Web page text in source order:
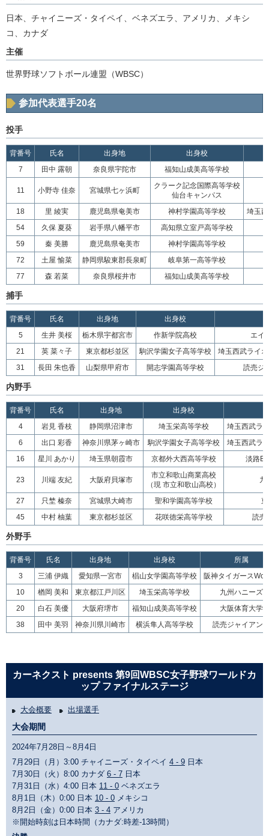
日本、チャイニーズ・タイペイ、ベネズエラ、アメリカ、メキシ
コ、カナダ
主催
世界野球ソフトボール連盟（WBSC）
参加代表選手20名
投手
背番号 氏名 出身地
出身校
7
田中 露朝 奈良県宇陀市 福知山成美高等学校
11 小野寺 佳奈 宮城県七ヶ浜町
クラーク記念国際高等学校
仙台キャンパス
18
里 綾実 鹿児島県奄美市 神村学園高等学校
埼玉
54
久保 夏葵 岩手県八幡平市
高知県立室戸高等学校
59
秦 美勝 鹿児島県奄美市
神村学園高等学校
72
土屋 愉菜 静岡県駿東郡長泉町
岐阜第一高等学校
77
森 若菜 奈良県桜井市 福知山成美高等学校
捕手
背番号 氏名 出身地 出身校
5
生井 美桜 栃木県宇都宮市 作新学院高校
エイ
21
英 菜々子 東京都杉並区 駒沢学園女子高等学校
埼玉西武ライ
31
長田 朱也香 山梨県甲府市 開志学園高等学校 読売ジ
内野手
背番号 氏名 出身地
出身校
4
岩見 香枝 静岡県沼津市 埼玉栄高等学校
埼玉西武ラ
6
出口 彩香 神奈川県茅ヶ崎市 駒沢学園女子高等学校
埼玉西武ラ
16
星川 あかり 埼玉県朝霞市 京都外大西高等学校 淡路
23 川端 友紀 大阪府貝塚市
市立和歌山商業高校
（現 市立和歌山高校）
九
27 只埜 榛奈 宮城県大崎市 聖和学園高等学校
45
中村 柚葉 東京都杉並区 花咲徳栄高等学校 読売
外野手
背番号 氏名 出身地 出身校
所属
3
三浦 伊織 愛知県一宮市 椙山女学園高等学校
阪神タイガース
10
楢岡 美和 東京都江戸川区 埼玉栄高等学校
九州ハニーズ
20
白石 美優 大阪府堺市 福知山成美高等学校
大阪体育大学
38
田中 美羽 神奈川県川崎市 横浜隼人高等学校 読売ジャイアン
カーネクスト presents 第9回WBSC女子野球ワールドカ
ップ ファイナルステージ
大会概要 出場選手
大会期間
2024年7月28日～8月4日
7月29日（月）3:00 チャイニーズ・タイペイ 4 - 9 日本
7月30日（火）8:00 カナダ 6 - 7 日本
7月31日（水）4:00 日本 11 - 0 ベネズエラ
8月1日（木）0:00 日本 10 - 0 メキシコ
8月2日（金）0:00 日本 3 - 4 アメリカ
※開始時刻は日本時間（カナダ:時差-13時間）